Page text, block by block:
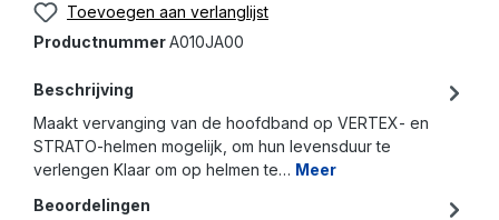
Toevoegen aan verlanglijst
ProductnummerA010JA00
Beschrijving
Maakt vervanging van de hoofdband op VERTEX- en
STRATO-helmen mogelijk, om hun levensduur te
verlengen Klaar om op helmen te… Meer
Beoordelingen